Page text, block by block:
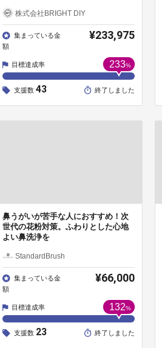
株式会社BRIGHT DIY
集まっている金
額
¥233,975
目標達成率 233%
支援数 43 終了しました
鼻うがいが苦手な人におすすめ！次
世代の花粉対策。ふわりとした心地
よい鼻洗浄を
StandardBrush
集まっている金
額
¥66,000
目標達成率 132%
支援数 23 終了しました